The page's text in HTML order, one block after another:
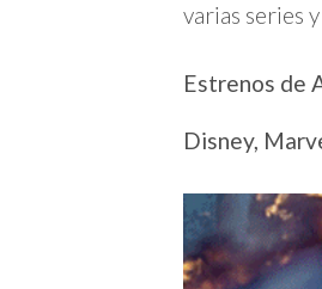
varias series
Estrenos de
Disney,